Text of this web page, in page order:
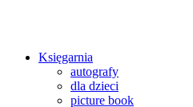
Księgarnia
autografy
dla dzieci
picture book